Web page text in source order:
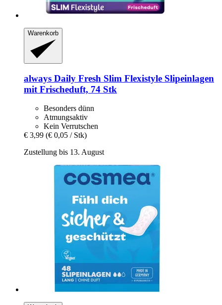
Warenkorb
always Daily Fresh Slim Flexistyle Slipeinlagen
mit Frischeduft, 74 Stk
Besonders dünn
Atmungsaktiv
Kein Verrutschen
€ 3,99 (€ 0,05 / Stk)
Zustellung bis 13. August